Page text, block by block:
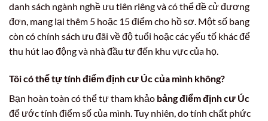
danh sách ngành nghề ưu tiên riêng và có thể đề cử đương
đơn, mang lại thêm 5 hoặc 15 điểm cho hồ sơ. Một số bang
còn có chính sách ưu đãi về độ tuổi hoặc các yếu tố khác để
thu hút lao động và nhà đầu tư đến khu vực của họ.
Tôi có thể tự tính điểm định cư Úc của mình không?
Bạn hoàn toàn có thể tự tham khảo bảng điểm định cư Úc
để ước tính điểm số của mình. Tuy nhiên, do tính chất phức